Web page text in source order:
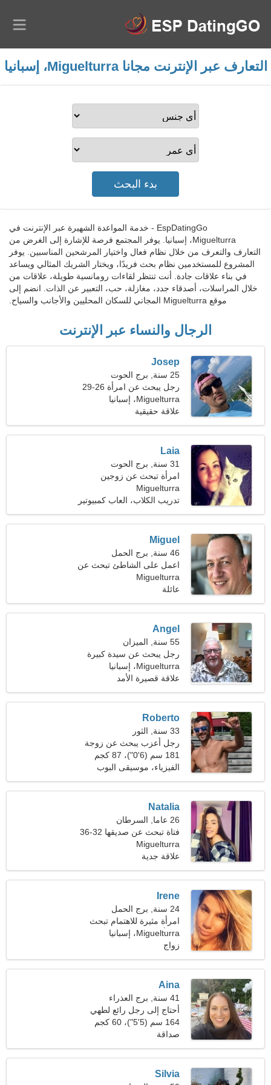
التعارف عبر الإنترنت مجانا Miguelturra، إسبانيا
EspDatingGo - خدمة المواعدة الشهيرة عبر الإنترنت في
Miguelturra، إسبانيا. يوفر المجتمع فرصة للإشارة إلى الغرض من
التعارف والتعرف من خلال نظام فعال واختيار المرشحين المناسبين. يوفر
المشروع للمستخدمين نظام بحث فريدًا، ويختار الشريك المثالي ويساعد
في بناء علاقات جادة. أنت تنتظر لقاءات رومانسية طويلة، علاقات من
خلال المراسلات، أصدقاء جدد، مغازلة، حب، التعبير عن الذات. انضم إلى
موقع Miguelturra المجاني للسكان المحليين والأجانب والسياح.
الرجال والنساء عبر الإنترنت
Josep
25 سنة, برج الحوت
رجل يبحث عن امرأة 26-29
Miguelturra، إسبانيا
علاقة حقيقية
Laia
31 سنة, برج الحوت
امرأة تبحث عن زوجين
Miguelturra
تدريب الكلاب، العاب كمبيوتير
Miguel
46 سنة, برج الحمل
اعمل على الشاطئ تبحث عن
امراة ودودة
Miguelturra
عائلة
Angel
55 سنة, الميزان
رجل يبحث عن سيدة كبيرة
43-50
Miguelturra، إسبانيا
علاقة قصيرة الأمد
Roberto
33 سنة, الثور
رجل أعزب يبحث عن زوجة
181 سم (6'0")، 87 كجم
(191 رطلا)
الفيزياء، موسيقى البوب
Natalia
26 عاما, السرطان
فتاة تبحث عن صديقها 32-36
Miguelturra
علاقة جدية
Irene
24 سنة, برج الحمل
امرأة مثيرة للاهتمام تبحث
عن أصدقاء
Miguelturra، إسبانيا
زواج
Aina
41 سنة, برج العذراء
أحتاج إلى رجل رائع لطهي
الطعام معًا
164 سم (5'5")، 60 كجم
(132 رطلا)
صداقة
Silvia